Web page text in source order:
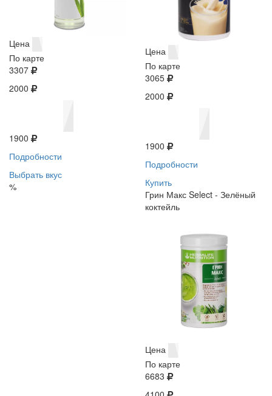
Цена
По карте
3307
2000
1900
Подробности
Выбрать вкус
%
Цена
По карте
3065
2000
1900
Подробности
Купить
Грин Макс Select - Зелёный
коктейль
Цена
По карте
6683